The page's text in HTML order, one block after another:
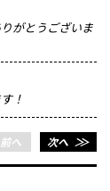
がとうございま
！
へ 次へ＞＞